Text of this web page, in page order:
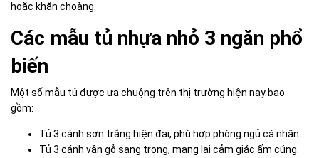
hoặc khăn choàng.
Các mẫu tủ nhựa nhỏ 3 ngăn phổ
biến
Một số mẫu tủ được ưa chuộng trên thị trường hiện nay bao
gồm:
Tủ 3 cánh sơn trắng hiện đại, phù hợp phòng ngủ cá nhân.
Tủ 3 cánh vân gỗ sang trọng, mang lại cảm giác ấm cúng.